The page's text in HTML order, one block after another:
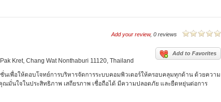
Add your review, 0 reviews
Add to Favorites
Kret, Chang Wat Nonthaburi 11120, Thailand
นเพื่อให้ตอบโจทย์การบริหารจัดการระบบคอมพิวเตอร์ให้ครอบคลุมทุกด้าน ด้วยความ
นใจในประสิทธิภาพ เสถียรภาพ เชื่อถือได้ มีความปลอดภัย และยืดหยุ่นต่อการ